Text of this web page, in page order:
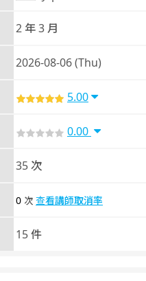
2 年 3 月
2026-08-06 (Thu)
5.00
0.00
35 次
0 次 查看講師取消率
15 件